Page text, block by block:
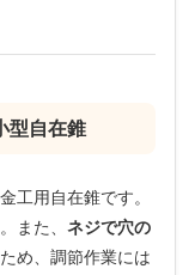
型自在錐
工用自在錐です。
また、 ネジで穴の
め、調節作業には